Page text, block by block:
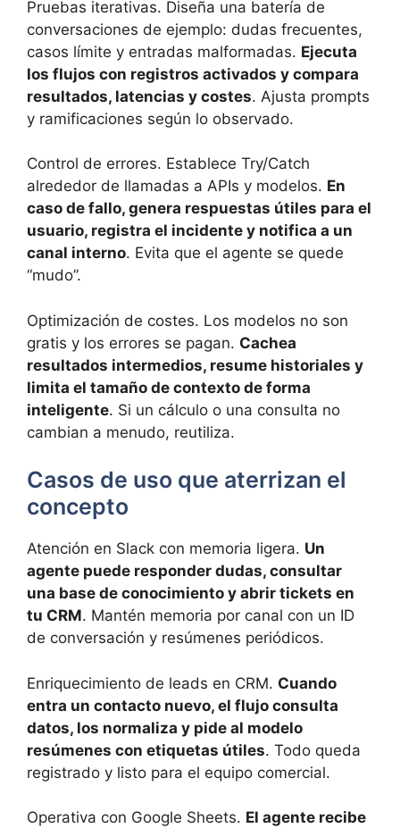
Pruebas iterativas. Diseña una batería de
conversaciones de ejemplo: dudas frecuentes,
casos límite y entradas malformadas. Ejecuta
los flujos con registros activados y compara
resultados, latencias y costes. Ajusta prompts
y ramificaciones según lo observado.
Control de errores. Establece Try/Catch
alrededor de llamadas a APIs y modelos. En
caso de fallo, genera respuestas útiles para el
usuario, registra el incidente y notifica a un
canal interno. Evita que el agente se quede
“mudo”.
Optimización de costes. Los modelos no son
gratis y los errores se pagan. Cachea
resultados intermedios, resume historiales y
limita el tamaño de contexto de forma
inteligente. Si un cálculo o una consulta no
cambian a menudo, reutiliza.
Casos de uso que aterrizan el
concepto
Atención en Slack con memoria ligera. Un
agente puede responder dudas, consultar
una base de conocimiento y abrir tickets en
tu CRM. Mantén memoria por canal con un ID
de conversación y resúmenes periódicos.
Enriquecimiento de leads en CRM. Cuando
entra un contacto nuevo, el flujo consulta
datos, los normaliza y pide al modelo
resúmenes con etiquetas útiles. Todo queda
registrado y listo para el equipo comercial.
Operativa con Google Sheets. El agente recibe